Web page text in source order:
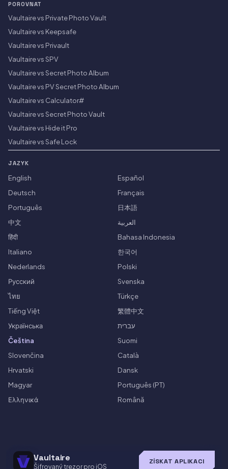
Vaultaire
Šifrovaný trezor pro iOS
ZÍSKAT APLIKACI
POROVNAT
Vaultaire vs Private Photo Vault
Vaultaire vs Keepsafe
Vaultaire vs Privault
Vaultaire vs SPV
Vaultaire vs Secret Photo Album
Vaultaire vs PV Secret Photo Album
Vaultaire vs Calculator#
Vaultaire vs Secret Photo Vault
Vaultaire vs Hide it Pro
Vaultaire vs Safe Lock
JAZYK
English
Español
Deutsch
Français
Português
日本語
中文
العربية
हिंदी
Bahasa Indonesia
Italiano
한국어
Nederlands
Polski
Русский
Svenska
ไทย
Türkçe
Tiếng Việt
繁體中文
Українська
עברית
Čeština
Suomi
Slovenčina
Català
Hrvatski
Dansk
Magyar
Português (PT)
Ελληνικά
Română